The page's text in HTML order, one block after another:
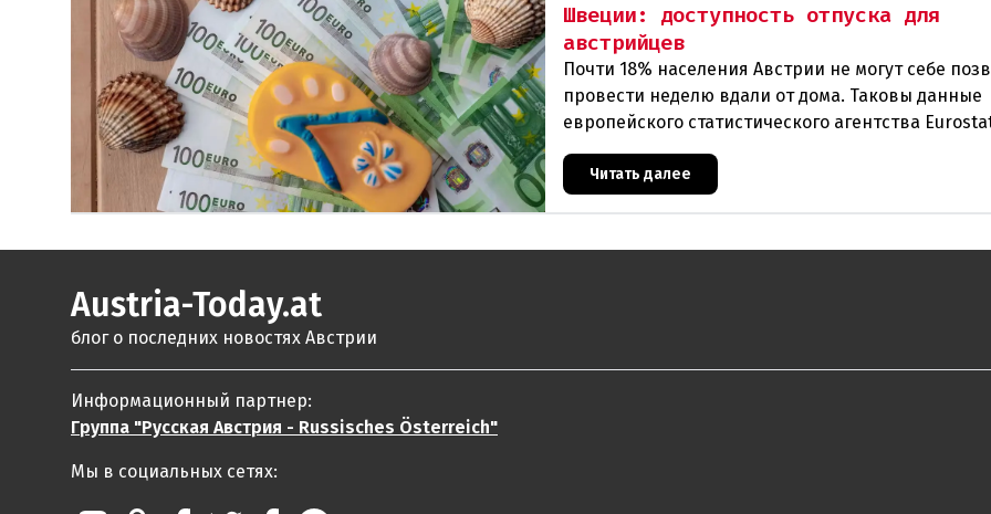
Швеции: доступность отпуска для
австрийцев
Почти 18% населения Австрии не могут себе
провести неделю вдали от дома. Таковы данные
европейского статистического агентства
Читать далее
Austria-Today.at
блог о последних новостях Австрии
Информационный партнер:
Группа "Русская Австрия - Russisches Österreich"
Мы в социальных сетях: